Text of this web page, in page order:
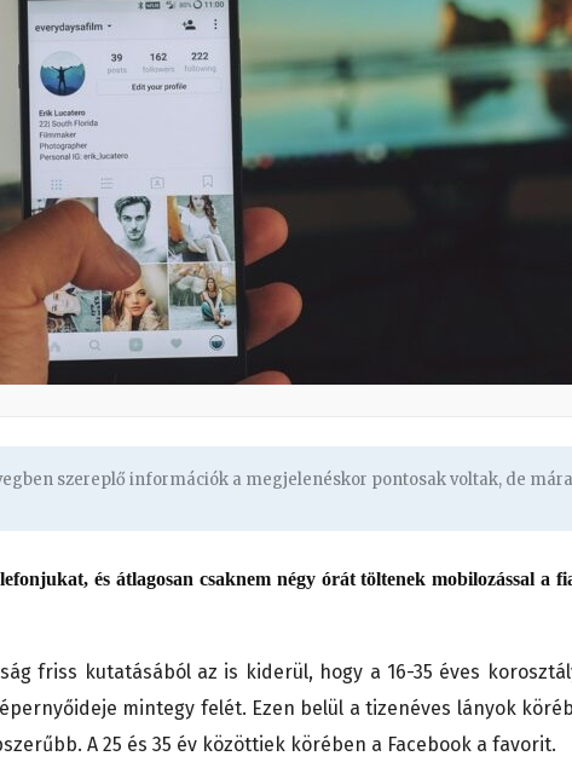
szereplő információk a megjelenéskor pontosak voltak, de mára
és átlagosan csaknem négy órát töltenek mobilozással a
friss kutatásából az is kiderül, hogy a 16-35 éves
mintegy felét. Ezen belül a tizenéves lányok
A 25 és 35 év közöttiek körében a Facebook a favorit.